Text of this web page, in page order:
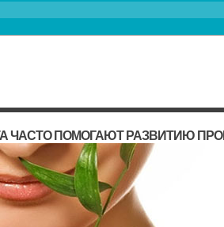
ЧАСТО ПОМОГАЮТ РАЗВИТИЮ